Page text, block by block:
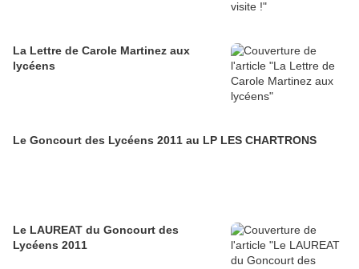
La Lettre de Carole Martinez aux
lycéens
Le Goncourt des Lycéens 2011 au LP LES CHARTRONS
Le LAUREAT du Goncourt des
Lycéens 2011